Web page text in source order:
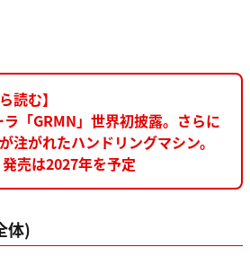
読む】
ラ「GRMN」世界初披露。さらに
注がれたハンドリングマシン。
売は2027年を予定
体)